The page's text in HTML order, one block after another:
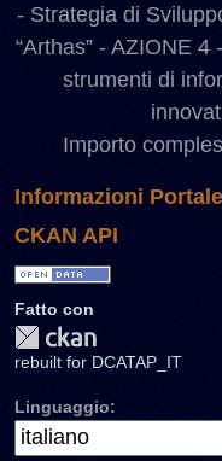
- Strategia di
“Arthas” - AZIONE
strumenti di
Importo
Informazioni
CKAN API
Fatto con
rebuilt for DCATAP_IT
Linguaggio